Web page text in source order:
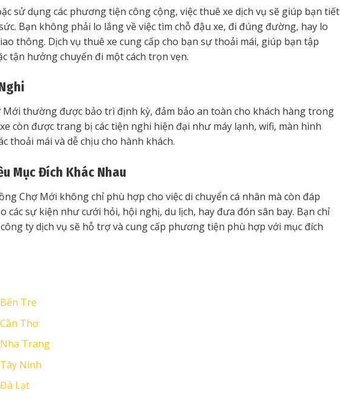
sử dụng các phương tiện công cộng, việc thuê xe dịch vụ sẽ giúp bạn tiết
Bạn không phải lo lắng về việc tìm chỗ đậu xe, đi đúng đường, hay lo
thông. Dịch vụ thuê xe cung cấp cho bạn sự thoải mái, giúp bạn tập
tận hưởng chuyến đi một cách trọn vẹn.
Mới thường được bảo trì định kỳ, đảm bảo an toàn cho khách hàng trong
còn được trang bị các tiện nghi hiện đại như máy lạnh, wifi, màn hình
thoải mái và dễ chịu cho hành khách.
Mục Đích Khác Nhau
Chợ Mới không chỉ phù hợp cho việc di chuyển cá nhân mà còn đáp
các sự kiện như cưới hỏi, hội nghị, du lịch, hay đưa đón sân bay. Bạn chỉ
ty dịch vụ sẽ hỗ trợ và cung cấp phương tiện phù hợp với mục đích
Tre
Thơ
Trang
Ninh
Lạt